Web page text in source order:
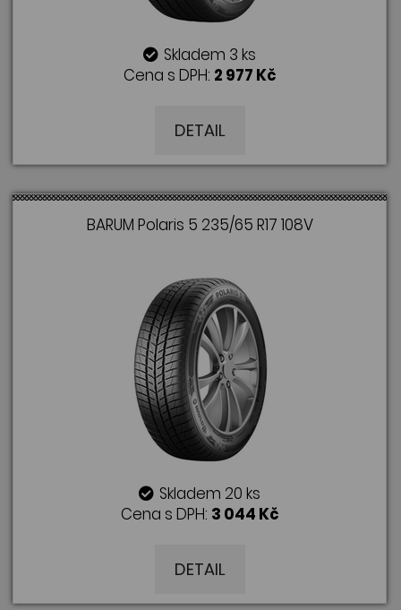
Skladem 3 ks
Cena s DPH: 2 977 Kč
DETAIL
BARUM Polaris 5 235/65 R17 108V
Skladem 20 ks
Cena s DPH: 3 044 Kč
DETAIL